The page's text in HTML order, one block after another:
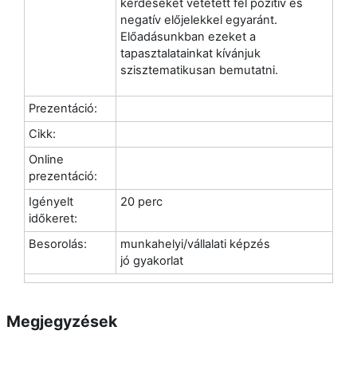
kérdéseket vetetett fel pozitív és
negatív előjelekkel egyaránt.
Előadásunkban ezeket a
tapasztalatainkat kívánjuk
szisztematikusan bemutatni.
Prezentáció:
Cikk:
Online
prezentáció:
Igényelt
időkeret:
20 perc
Besorolás:
munkahelyi/vállalati képzés
jó gyakorlat
Megjegyzések